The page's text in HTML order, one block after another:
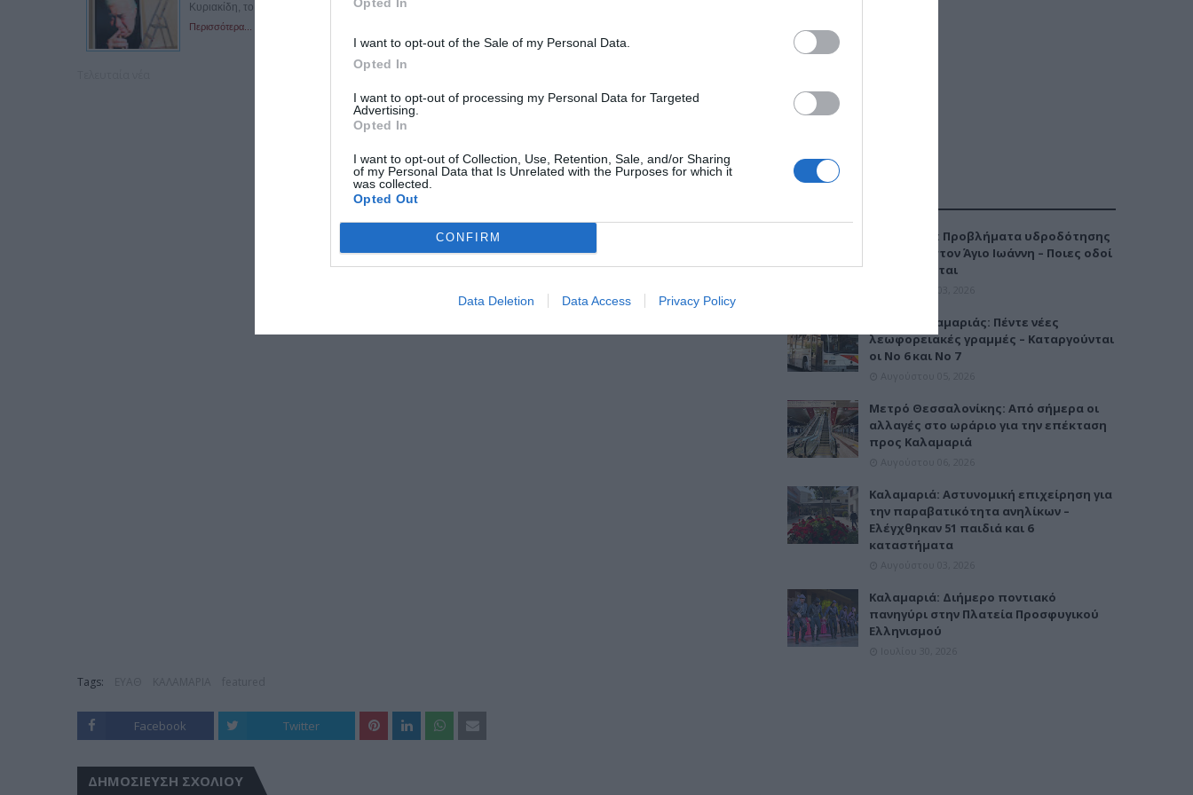
I want to opt-out of the Sale of my Personal Data.
Opted In
I want to opt-out of processing my Personal Data for Targeted
Advertising.
Opted In
I want to opt-out of Collection, Use, Retention, Sale, and/or Sharing
of my Personal Data that Is Unrelated with the Purposes for which it
was collected.
Opted Out
CONFIRM
Data Deletion Data Access Privacy Policy
Κυριακίδη, το οποίο δώρισε η...
Περισσότερα...
Tags:
Facebook Twitter
ΔΗΜΟΣΊΕΥΣΗ ΣΧΟΛΊΟΥ
Καλαμαριά: Προβλήματα υδροδότησης
την Τρίτη στον Άγιο Ιωάννη – Ποιες οδοί
επηρεάζονται
Μετρό Καλαμαριάς: Πέντε νέες
λεωφορειακές γραμμές – Καταργούνται
οι Νο 6 και Νο 7
Μετρό Θεσσαλονίκης: Από σήμερα οι
αλλαγές στο ωράριο για την επέκταση
προς Καλαμαριά
Καλαμαριά: Αστυνομική επιχείρηση για
την παραβατικότητα ανηλίκων –
Ελέγχθηκαν 51 παιδιά και 6
καταστήματα
Καλαμαριά: Διήμερο ποντιακό
πανηγύρι στην Πλατεία Προσφυγικού
Ελληνισμού